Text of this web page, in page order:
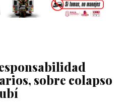
sobre colapso